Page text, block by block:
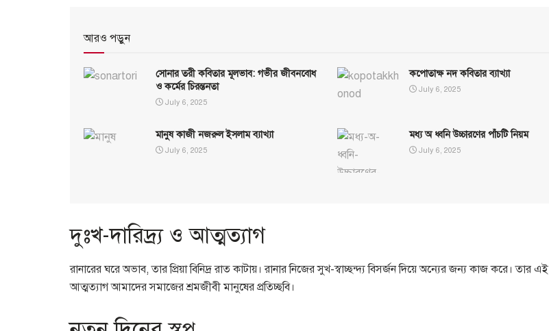
আরও পড়ুন
সোনার তরী কবিতার মূলভাব: গভীর জীবনবোধ
ও কর্মের চিরন্তনতা
July 6, 2025
কপোতাক্ষ নদ কবিতার ব্যাখ্যা
July 6, 2025
মানুষ কাজী নজরুল ইসলাম ব্যাখ্যা
July 6, 2025
মধ্য অ ধ্বনি উচ্চারণের পাঁচটি নিয়ম
July 6, 2025
দুঃখ-দারিদ্র্য ও আত্মত্যাগ
রানারের ঘরে অভাব, তার প্রিয়া বিনিদ্র রাত কাটায়। রানার নিজের সুখ-স্বাচ্ছন্দ্য বিসর্জন দিয়ে অন্যের জন্য কাজ করে। তার এই
আত্মত্যাগ আমাদের সমাজের শ্রমজীবী মানুষের প্রতিচ্ছবি।